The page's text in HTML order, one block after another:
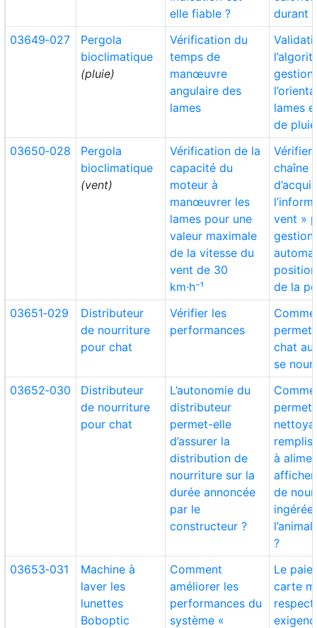
elle fiable ?
durant
03649‑027
Pergola
bioclimatique
(pluie)
Vérification du
temps de
manœuvre
angulaire des
lames
gestion
lames
de pluie
03650‑028
Pergola
bioclimatique
(vent)
Vérification de la
capacité du
moteur à
manœuvrer les
lames pour une
valeur maximale
de la vitesse du
vent de 30
km·h⁻¹
Vérifier
chaîne
vent »
gestion
de la
03651‑029
Distributeur
de nourriture
pour chat
Vérifier les
performances
chat
se
03652‑030
Distributeur
de nourriture
pour chat
L’autonomie du
distributeur
permet-elle
d’assurer la
distribution de
nourriture sur la
durée annoncée
par le
constructeur ?
à
de
?
03653‑031
Machine à
laver les
lunettes
Boboptic
Comment
améliorer les
performances du
système «
Le
carte